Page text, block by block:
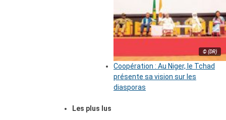
© (DR)
Coopération : Au Niger, le Tchad
présente sa vision sur les
diasporas
Les plus lus